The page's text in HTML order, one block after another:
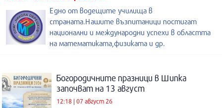
Едно от водещите училища в
страната.Нашите възпитаници постигат
национални и международни успехи в областта
на математиката,физиката и др.
Богородичните празници в Шипка
започват на 13 август
12:18 | 07 август 26